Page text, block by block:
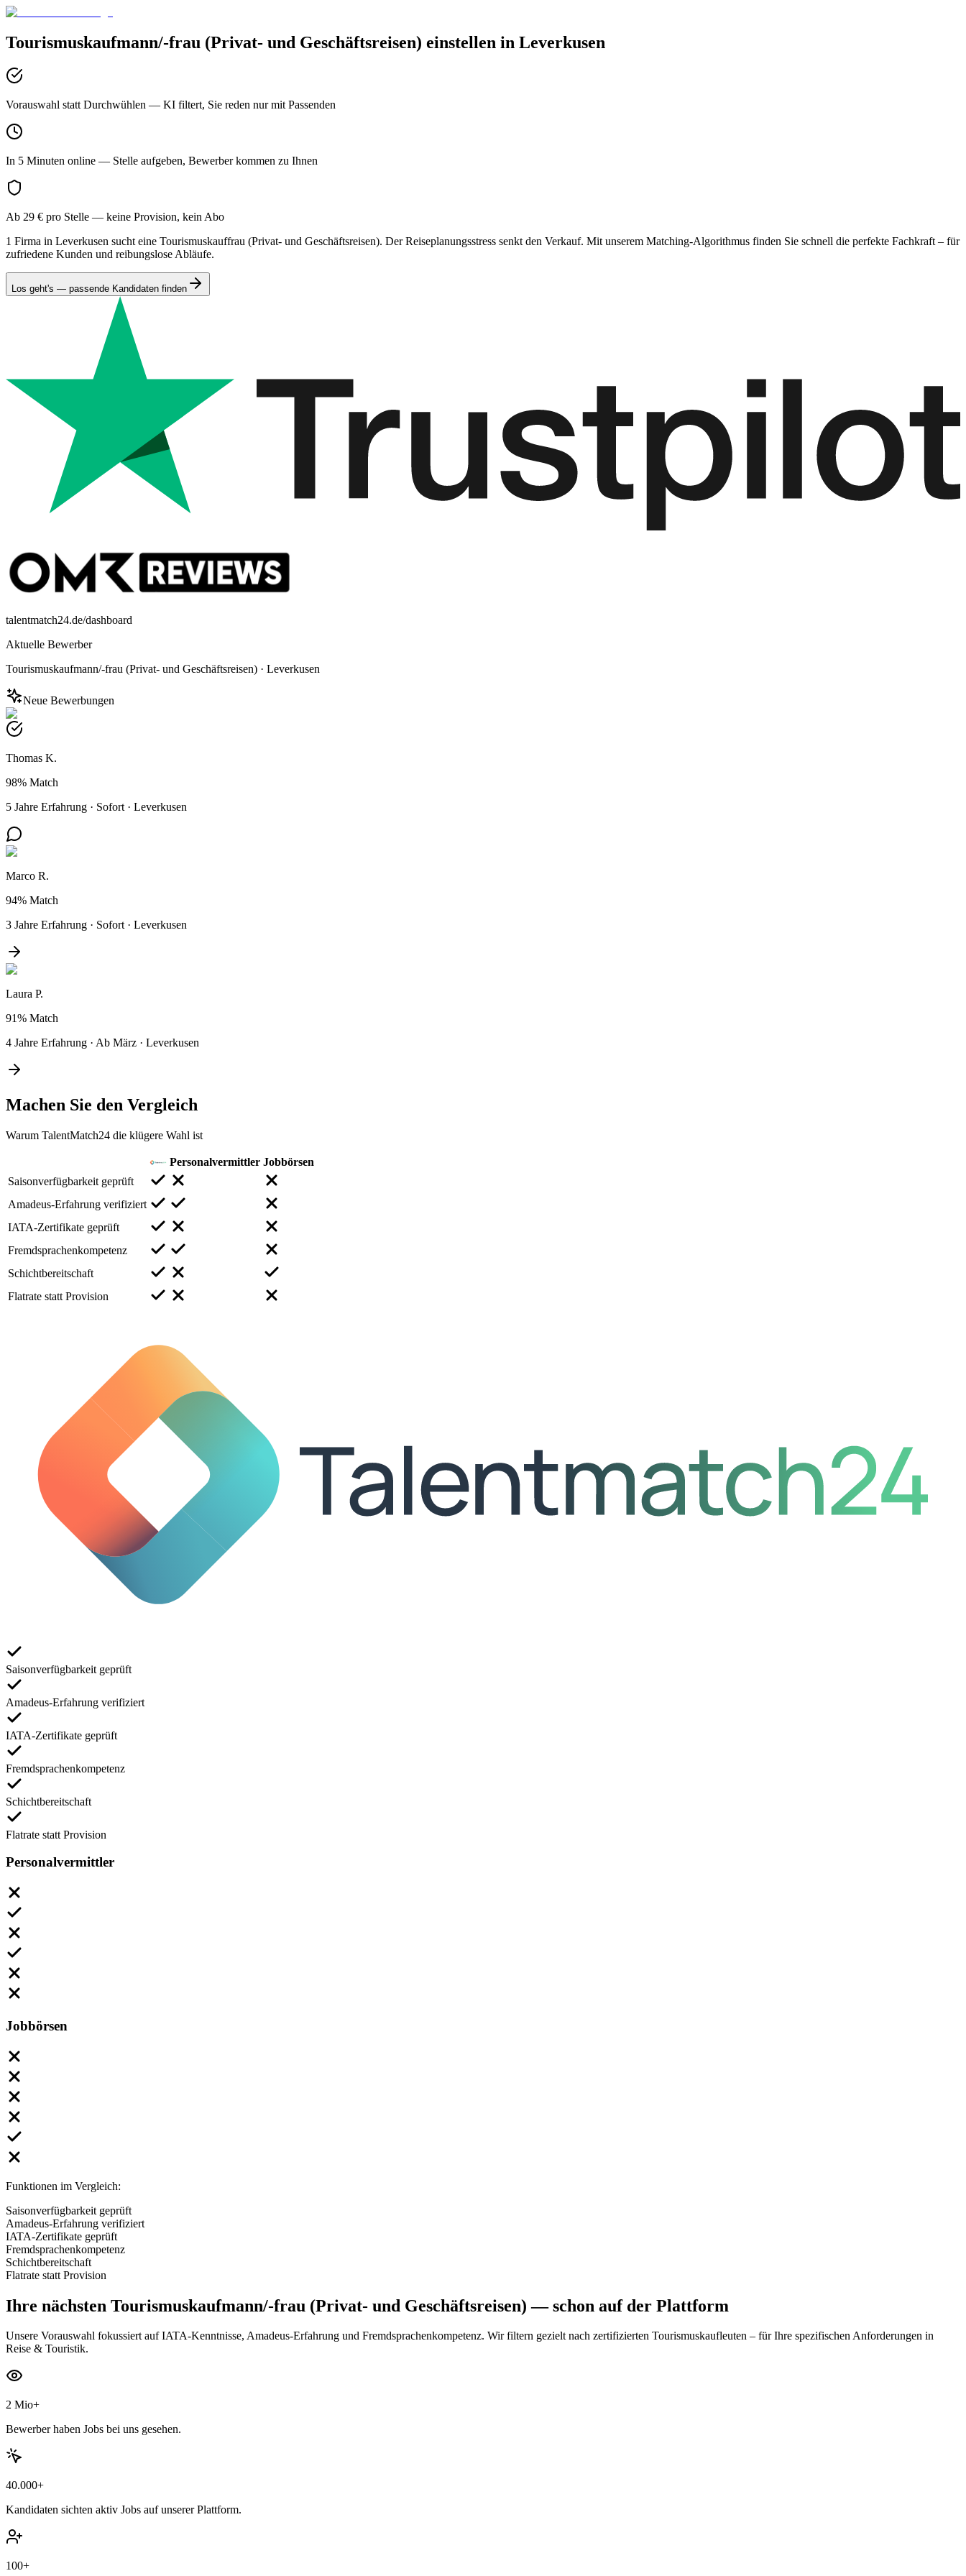
Tourismuskaufmann/-frau (Privat- und Geschäftsreisen) einstellen in Leverkusen
Vorauswahl statt Durchwühlen — KI filtert, Sie reden nur mit Passenden
In 5 Minuten online — Stelle aufgeben, Bewerber kommen zu Ihnen
Ab 29 € pro Stelle — keine Provision, kein Abo
1 Firma in Leverkusen sucht eine Tourismuskauffrau (Privat- und Geschäftsreisen). Der Reiseplanungsstress senkt den Verkauf. Mit unserem Matching-Algorithmus finden Sie schnell die perfekte Fachkraft – für
zufriedene Kunden und reibungslose Abläufe.
Los geht's — passende Kandidaten finden
talentmatch24.de/dashboard
Aktuelle Bewerber
Tourismuskaufmann/-frau (Privat- und Geschäftsreisen) · Leverkusen
Neue Bewerbungen
Thomas K.
98% Match
5 Jahre Erfahrung · Sofort · Leverkusen
Marco R.
94% Match
3 Jahre Erfahrung · Sofort · Leverkusen
Laura P.
91% Match
4 Jahre Erfahrung · Ab März · Leverkusen
Machen Sie den Vergleich
Warum TalentMatch24 die klügere Wahl ist
Personalvermittler Jobbörsen
Saisonverfügbarkeit geprüft
Amadeus-Erfahrung verifiziert
IATA-Zertifikate geprüft
Fremdsprachenkompetenz
Schichtbereitschaft
Flatrate statt Provision
Saisonverfügbarkeit geprüft
Amadeus-Erfahrung verifiziert
IATA-Zertifikate geprüft
Fremdsprachenkompetenz
Schichtbereitschaft
Flatrate statt Provision
Personalvermittler
Jobbörsen
Funktionen im Vergleich:
Saisonverfügbarkeit geprüft
Amadeus-Erfahrung verifiziert
IATA-Zertifikate geprüft
Fremdsprachenkompetenz
Schichtbereitschaft
Flatrate statt Provision
Ihre nächsten Tourismuskaufmann/-frau (Privat- und Geschäftsreisen) — schon auf der Plattform
Unsere Vorauswahl fokussiert auf IATA-Kenntnisse, Amadeus-Erfahrung und Fremdsprachenkompetenz. Wir filtern gezielt nach zertifizierten Tourismuskaufleuten – für Ihre spezifischen Anforderungen in
Reise & Touristik.
2 Mio+
Bewerber haben Jobs bei uns gesehen.
40.000+
Kandidaten sichten aktiv Jobs auf unserer Plattform.
100+